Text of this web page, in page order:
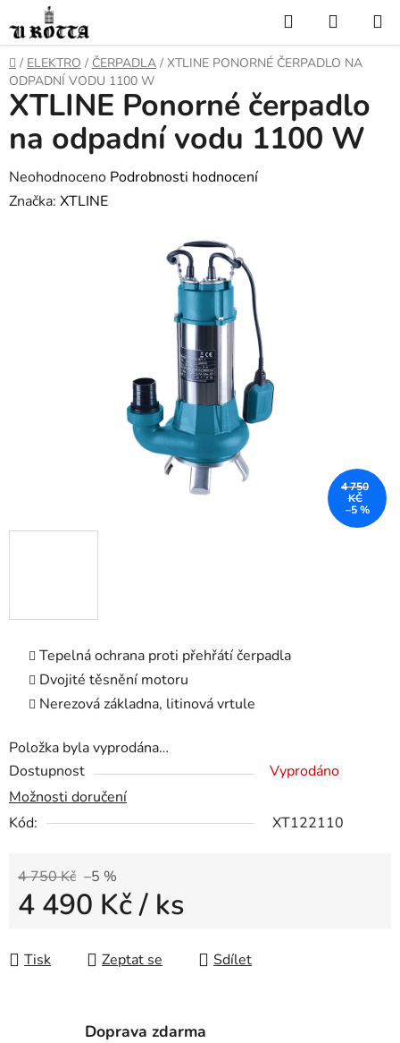
na
obsah
Hledat
KOŠÍK
DOMŮ
/ ELEKTRO / ČERPADLA / XTLINE PONORNÉ ČERPADLO NA
ODPADNÍ VODU 1100 W
Tepelná ochrana proti přehřátí čerpadla
Dvojité těsnění motoru
Nerezová základna, litinová vrtule
Položka byla vyprodána…
Dostupnost
Vyprodáno
Možnosti doručení
Kód:
XT122110
4 750 Kč –5 %
4 490 Kč/ ks
Tisk
Zeptat se Sdílet
XTLINE Ponorné čerpadlo
na odpadní vodu 1100 W
Průměrné
hodnocení
Neohodnoceno Podrobnosti hodnocení
Značka: XTLINE
4 750
KČ
–5 %
Doprava zdarma